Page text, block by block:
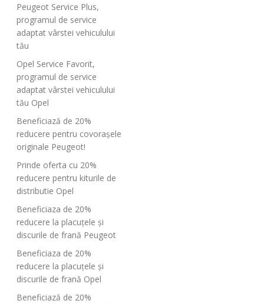
Peugeot Service Plus,
programul de service
adaptat vârstei vehiculului
tău
Opel Service Favorit,
programul de service
adaptat vârstei vehiculului
tău Opel
Beneficiază de 20%
reducere pentru covorașele
originale Peugeot!
Prinde oferta cu 20%
reducere pentru kiturile de
distributie Opel
Beneficiaza de 20%
reducere la placuțele și
discurile de frană Peugeot
Beneficiaza de 20%
reducere la placuțele și
discurile de frană Opel
Beneficiază de 20%